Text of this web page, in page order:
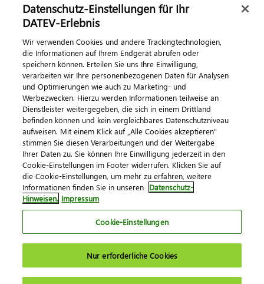
Kontaktieren Sie uns
© 2026 DATEV eG
ImpressumDatenschutzAGB Kontakt
Cookie-Einstellungen
Datenschutz-Einstellungen für Ihr
DATEV-Erlebnis
Wir verwenden Cookies und andere Trackingtechnologien,
die Informationen auf Ihrem Endgerät abrufen oder
speichern können. Erteilen Sie uns Ihre Einwilligung,
verarbeiten wir Ihre personenbezogenen Daten für Analysen
und Optimierungen wie auch zu Marketing- und
Werbezwecken. Hierzu werden Informationen teilweise an
Dienstleister weitergegeben, die sich in einem Drittland
befinden können und kein vergleichbares Datenschutzniveau
aufweisen. Mit einem Klick auf „Alle Cookies akzeptieren"
stimmen Sie diesen Verarbeitungen und der Weitergabe
Ihrer Daten zu. Sie können Ihre Einwilligung jederzeit in den
Cookie-Einstellungen im Footer widerrufen. Klicken Sie auf
die Cookie-Einstellungen, um mehr zu erfahren, weitere
Informationen finden Sie in unseren Datenschutz-
Hinweisen. Impressum
Cookie-Einstellungen
Nur erforderliche Cookies